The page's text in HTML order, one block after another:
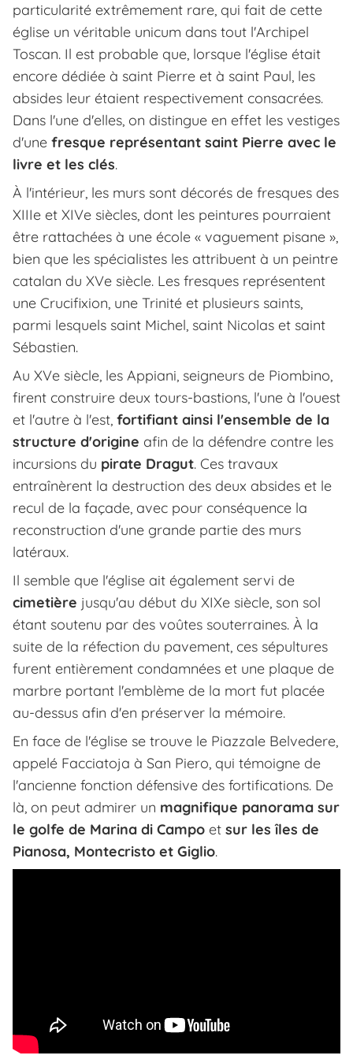
particularité extrêmement rare, qui fait de cette
église un véritable unicum dans tout l'Archipel
Toscan. Il est probable que, lorsque l'église était
encore dédiée à saint Pierre et à saint Paul, les
absides leur étaient respectivement consacrées.
Dans l'une d'elles, on distingue en effet les vestiges
d'une fresque représentant saint Pierre avec le
livre et les clés.
À l'intérieur, les murs sont décorés de fresques des
XIIIe et XIVe siècles, dont les peintures pourraient
être rattachées à une école « vaguement pisane »,
bien que les spécialistes les attribuent à un peintre
catalan du XVe siècle. Les fresques représentent
une Crucifixion, une Trinité et plusieurs saints,
parmi lesquels saint Michel, saint Nicolas et saint
Sébastien.
Au XVe siècle, les Appiani, seigneurs de Piombino,
firent construire deux tours-bastions, l'une à l'ouest
et l'autre à l'est, fortifiant ainsi l'ensemble de la
structure d'origine afin de la défendre contre les
incursions du pirate Dragut. Ces travaux
entraînèrent la destruction des deux absides et le
recul de la façade, avec pour conséquence la
reconstruction d'une grande partie des murs
latéraux.
Il semble que l'église ait également servi de
cimetière jusqu'au début du XIXe siècle, son sol
étant soutenu par des voûtes souterraines. À la
suite de la réfection du pavement, ces sépultures
furent entièrement condamnées et une plaque de
marbre portant l'emblème de la mort fut placée
au-dessus afin d'en préserver la mémoire.
En face de l'église se trouve le Piazzale Belvedere,
appelé Facciatoja à San Piero, qui témoigne de
l'ancienne fonction défensive des fortifications. De
là, on peut admirer un magnifique panorama sur
le golfe de Marina di Campo et sur les îles de
Pianosa, Montecristo et Giglio.